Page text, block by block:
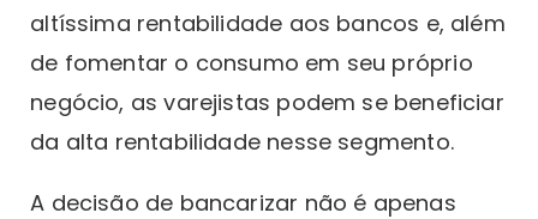
altíssima rentabilidade aos bancos e, além
de fomentar o consumo em seu próprio
negócio, as varejistas podem se beneficiar
da alta rentabilidade nesse segmento.
A decisão de bancarizar não é apenas